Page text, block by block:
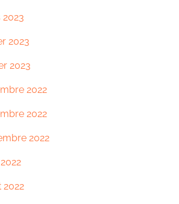
2023
2023
2023
2022
2022
2022
2022